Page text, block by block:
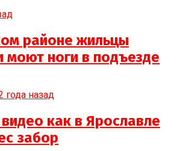
районе жильцы
моют ноги в подъезде
года назад
как в Ярославле
забор